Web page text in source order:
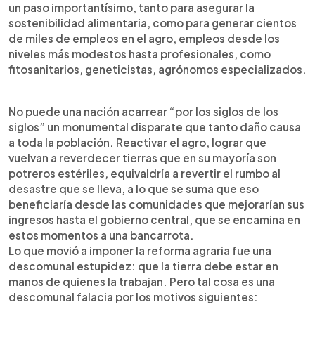
un paso importantísimo, tanto para asegurar la
sostenibilidad alimentaria, como para generar cientos
de miles de empleos en el agro, empleos desde los
niveles más modestos hasta profesionales, como
fitosanitarios, geneticistas, agrónomos especializados.
No puede una nación acarrear “por los siglos de los
siglos” un monumental disparate que tanto daño causa
a toda la población. Reactivar el agro, lograr que
vuelvan a reverdecer tierras que en su mayoría son
potreros estériles, equivaldría a revertir el rumbo al
desastre que se lleva, a lo que se suma que eso
beneficiaría desde las comunidades que mejorarían sus
ingresos hasta el gobierno central, que se encamina en
estos momentos a una bancarrota.
Lo que movió a imponer la reforma agraria fue una
descomunal estupidez: que la tierra debe estar en
manos de quienes la trabajan. Pero tal cosa es una
descomunal falacia por los motivos siguientes: